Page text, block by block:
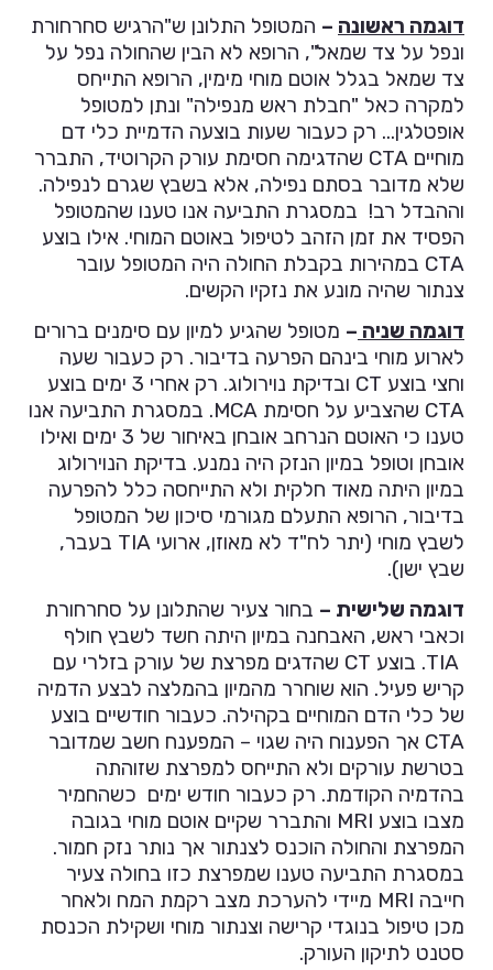
דוגמה ראשונה – המטופל התלונן ש"הרגיש סחרחורת
ונפל על צד שמאל", הרופא לא הבין שהחולה נפל על
צד שמאל בגלל אוטם מוחי מימין, הרופא התייחס
למקרה כאל "חבלת ראש מנפילה" ונתן למטופל
אופטלגין… רק כעבור שעות בוצעה הדמיית כלי דם
מוחיים CTA שהדגימה חסימת עורק הקרוטיד, התברר
שלא מדובר בסתם נפילה, אלא בשבץ שגרם לנפילה.
וההבדל רב! במסגרת התביעה אנו טענו שהמטופל
הפסיד את זמן הזהב לטיפול באוטם המוחי. אילו בוצע
CTA במהירות בקבלת החולה היה המטופל עובר
צנתור שהיה מונע את נזקיו הקשים.
דוגמה שניה – מטופל שהגיע למיון עם סימנים ברורים
לארוע מוחי בינהם הפרעה בדיבור. רק כעבור שעה
וחצי בוצע CT ובדיקת נוירולוג. רק אחרי 3 ימים בוצע
CTA שהצביע על חסימת MCA. במסגרת התביעה אנו
טענו כי האוטם הנרחב אובחן באיחור של 3 ימים ואילו
אובחן וטופל במיון הנזק היה נמנע. בדיקת הנוירולוג
במיון היתה מאוד חלקית ולא התייחסה כלל להפרעה
בדיבור, הרופא התעלם מגורמי סיכון של המטופל
לשבץ מוחי (יתר לח"ד לא מאוזן, ארועי TIA בעבר,
שבץ ישן).
דוגמה שלישית – בחור צעיר שהתלונן על סחרחורת
וכאבי ראש, האבחנה במיון היתה חשד לשבץ חולף
TIA. בוצע CT שהדגים מפרצת של עורק בזלרי עם
קריש פעיל. הוא שוחרר מהמיון בהמלצה לבצע הדמיה
של כלי הדם המוחיים בקהילה. כעבור חודשיים בוצע
CTA אך הפענוח היה שגוי – המפענח חשב שמדובר
בטרשת עורקים ולא התייחס למפרצת שזוהתה
בהדמיה הקודמת. רק כעבור חודש ימים כשהחמיר
מצבו בוצע MRI והתברר שקיים אוטם מוחי בגובה
המפרצת והחולה הוכנס לצנתור אך נותר נזק חמור.
במסגרת התביעה טענו שמפרצת כזו בחולה צעיר
חייבה MRI מיידי להערכת מצב רקמת המח ולאחר
מכן טיפול בנוגדי קרישה וצנתור מוחי ושקילת הכנסת
סטנט לתיקון העורק.